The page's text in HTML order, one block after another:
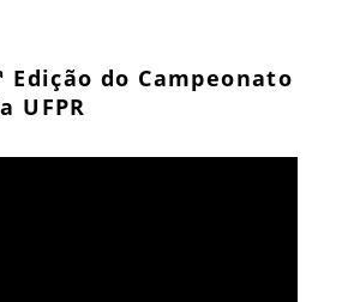
do Campeonato
UFPR